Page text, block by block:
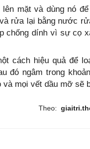
mặt và dùng nó
rửa lại bằng nước
chống dính vì sự cọ
cách hiệu quả để
đó ngâm trong
mọi vết dầu mỡ sẽ
Theo: